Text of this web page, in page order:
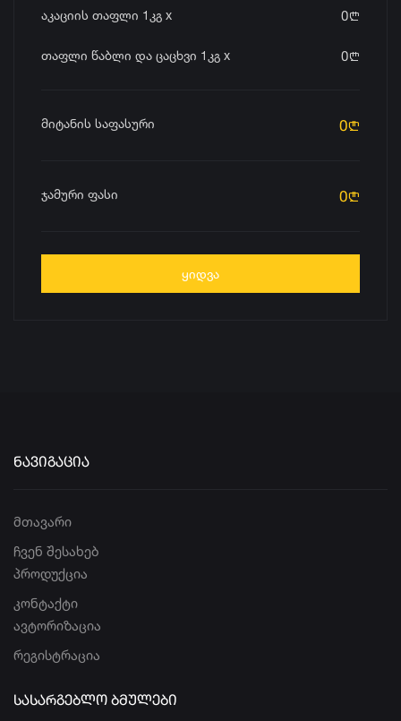
აკაციის თაფლი 1კგ x 0n
თაფლი წაბლი და ცაცხვი 1კგ x 0n
მიტანის საფასური 0n
ჯამური ფასი 0n
ᲧᲘᲓᲕᲐ
ᲜᲐᲕᲘᲒᲐᲪᲘᲐ
მთავარი
ჩვენ შესახებ
პროდუქცია
კონტაქტი
ავტორიზაცია
რეგისტრაცია
ᲡᲐᲡᲐᲠᲒᲔᲑᲚᲝ ᲑᲛᲣᲚᲔᲑᲘ